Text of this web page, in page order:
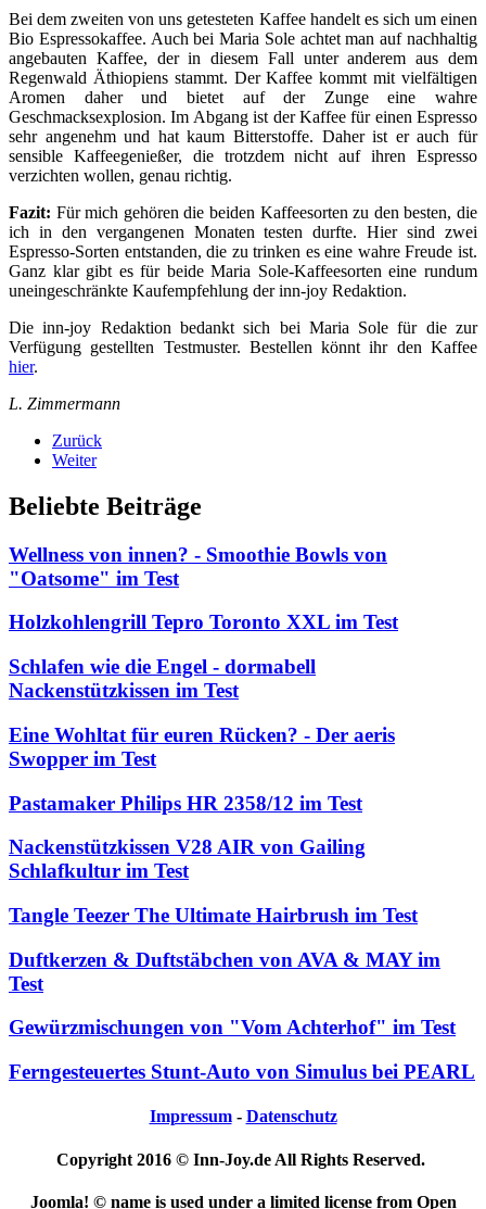
Bei dem zweiten von uns getesteten Kaffee handelt es sich um einen
Bio Espressokaffee. Auch bei Maria Sole achtet man auf nachhaltig
angebauten Kaffee, der in diesem Fall unter anderem aus dem
Regenwald Äthiopiens stammt. Der Kaffee kommt mit vielfältigen
Aromen daher und bietet auf der Zunge eine wahre
Geschmacksexplosion. Im Abgang ist der Kaffee für einen Espresso
sehr angenehm und hat kaum Bitterstoffe. Daher ist er auch für
sensible Kaffeegenießer, die trotzdem nicht auf ihren Espresso
verzichten wollen, genau richtig.
Fazit: Für mich gehören die beiden Kaffeesorten zu den besten, die
ich in den vergangenen Monaten testen durfte. Hier sind zwei
Espresso-Sorten entstanden, die zu trinken es eine wahre Freude ist.
Ganz klar gibt es für beide Maria Sole-Kaffeesorten eine rundum
uneingeschränkte Kaufempfehlung der inn-joy Redaktion.
Die inn-joy Redaktion bedankt sich bei Maria Sole für die zur
Verfügung gestellten Testmuster. Bestellen könnt ihr den Kaffee
hier.
L. Zimmermann
Zurück
Weiter
Beliebte Beiträge
Wellness von innen? - Smoothie Bowls von
"Oatsome" im Test
Holzkohlengrill Tepro Toronto XXL im Test
Schlafen wie die Engel - dormabell
Nackenstützkissen im Test
Eine Wohltat für euren Rücken? - Der aeris
Swopper im Test
Pastamaker Philips HR 2358/12 im Test
Nackenstützkissen V28 AIR von Gailing
Schlafkultur im Test
Tangle Teezer The Ultimate Hairbrush im Test
Duftkerzen & Duftstäbchen von AVA & MAY im
Test
Gewürzmischungen von "Vom Achterhof" im Test
Ferngesteuertes Stunt-Auto von Simulus bei PEARL
Impressum- Datenschutz
Copyright 2016 © Inn-Joy.de All Rights Reserved.
Joomla! © name is used under a limited license from Open